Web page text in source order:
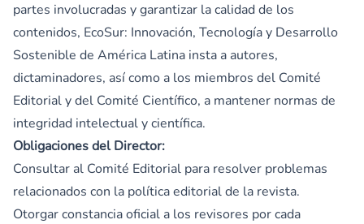
partes involucradas y garantizar la calidad de los
contenidos, EcoSur: Innovación, Tecnología y Desarrollo
Sostenible de América Latina insta a autores,
dictaminadores, así como a los miembros del Comité
Editorial y del Comité Científico, a mantener normas de
integridad intelectual y científica.
Obligaciones del Director:
Consultar al Comité Editorial para resolver problemas
relacionados con la política editorial de la revista.
Otorgar constancia oficial a los revisores por cada